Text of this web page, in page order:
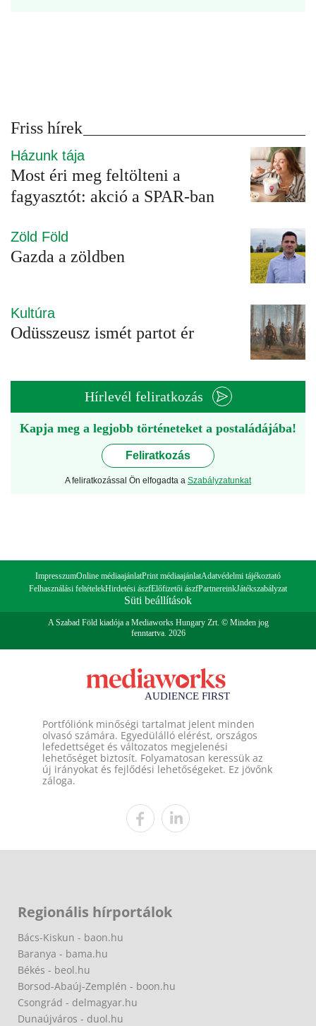
Friss hírek
Házunk tája
Most éri meg feltölteni a
fagyasztót: akció a SPAR-ban
Zöld Föld
Gazda a zöldben
Kultúra
Odüsszeusz ismét partot ér
Hírlevél feliratkozás
Kapja meg a legjobb történeteket a postaládájába!
Feliratkozás
A feliratkozással Ön elfogadta a Szabályzatunkat
ImpresszumOnline médiaajánlatPrint médiaajánlatAdatvédelmi tájékoztató
Felhasználási feltételekHirdetési ászfElőfizetői ászfPartnereinkJátékszabályzat
Süti beállítások
A Szabad Föld kiadója a Mediaworks Hungary Zrt. © Minden jog
fenntartva. 2026
Portfóliónk minőségi tartalmat jelent minden
olvasó számára. Egyedülálló elérést, országos
lefedettséget és változatos megjelenési
lehetőséget biztosít. Folyamatosan keressük az
új irányokat és fejlődési lehetőségeket. Ez jövőnk
záloga.
Regionális hírportálok
Bács-Kiskun - baon.hu
Baranya - bama.hu
Békés - beol.hu
Borsod-Abaúj-Zemplén - boon.hu
Csongrád - delmagyar.hu
Dunaújváros - duol.hu